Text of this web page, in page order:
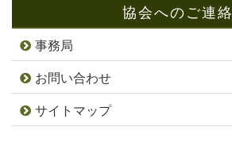
協会へのご連絡
事務局
お問い合わせ
サイトマップ